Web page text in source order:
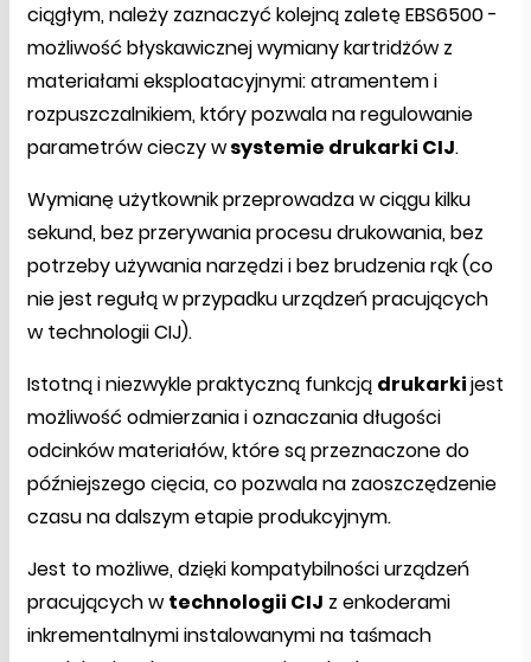
ciągłym, należy zaznaczyć kolejną zaletę EBS6500 -
możliwość błyskawicznej wymiany kartridżów z
materiałami eksploatacyjnymi: atramentem i
rozpuszczalnikiem, który pozwala na regulowanie
parametrów cieczy wsystemie drukarki CIJ.
Wymianę użytkownik przeprowadza w ciągu kilku
sekund, bez przerywania procesu drukowania, bez
potrzeby używania narzędzi i bez brudzenia rąk (co
nie jest regułą w przypadku urządzeń pracujących
w technologii CIJ).
Istotną i niezwykle praktyczną funkcją drukarkijest
możliwość odmierzania i oznaczania długości
odcinków materiałów, które są przeznaczone do
późniejszego cięcia, co pozwala na zaoszczędzenie
czasu na dalszym etapie produkcyjnym.
Jest to możliwe, dzięki kompatybilności urządzeń
pracujących wtechnologii CIJ z enkoderami
inkrementalnymi instalowanymi na taśmach